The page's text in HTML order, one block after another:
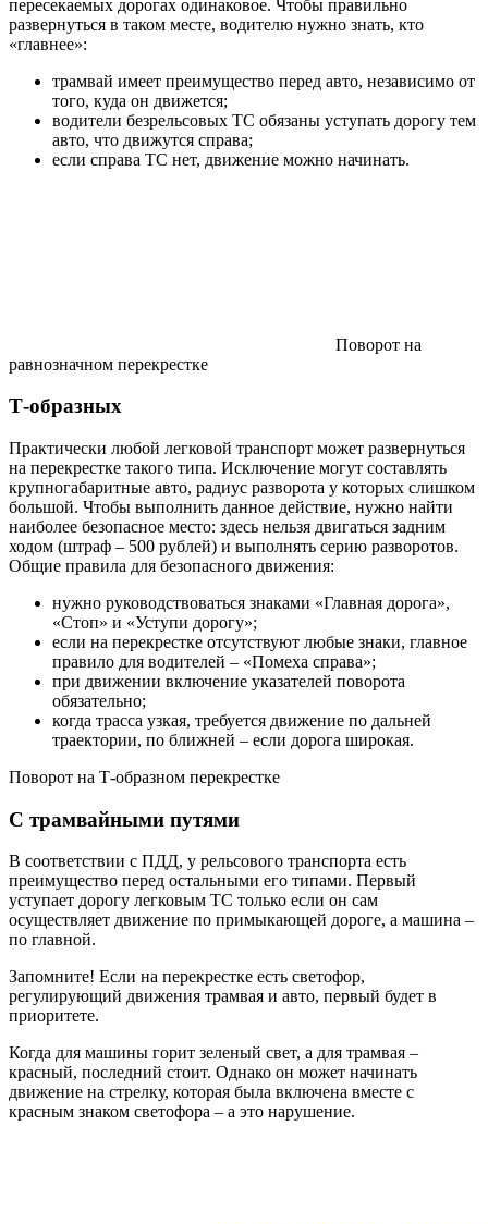
пересекаемых дорогах одинаковое. Чтобы правильно
развернуться в таком месте, водителю нужно знать, кто
«главнее»:
трамвай имеет преимущество перед авто, независимо от
того, куда он движется;
водители безрельсовых ТС обязаны уступать дорогу тем
авто, что движутся справа;
если справа ТС нет, движение можно начинать.
Поворот на
равнозначном перекрестке
Т-образных
Практически любой легковой транспорт может развернуться
на перекрестке такого типа. Исключение могут составлять
крупногабаритные авто, радиус разворота у которых слишком
большой. Чтобы выполнить данное действие, нужно найти
наиболее безопасное место: здесь нельзя двигаться задним
ходом (штраф – 500 рублей) и выполнять серию разворотов.
Общие правила для безопасного движения:
нужно руководствоваться знаками «Главная дорога»,
«Стоп» и «Уступи дорогу»;
если на перекрестке отсутствуют любые знаки, главное
правило для водителей – «Помеха справа»;
при движении включение указателей поворота
обязательно;
когда трасса узкая, требуется движение по дальней
траектории, по ближней – если дорога широкая.
Поворот на Т-образном перекрестке
С трамвайными путями
В соответствии с ПДД, у рельсового транспорта есть
преимущество перед остальными его типами. Первый
уступает дорогу легковым ТС только если он сам
осуществляет движение по примыкающей дороге, а машина –
по главной.
Запомните! Если на перекрестке есть светофор,
регулирующий движения трамвая и авто, первый будет в
приоритете.
Когда для машины горит зеленый свет, а для трамвая –
красный, последний стоит. Однако он может начинать
движение на стрелку, которая была включена вместе с
красным знаком светофора – а это нарушение.